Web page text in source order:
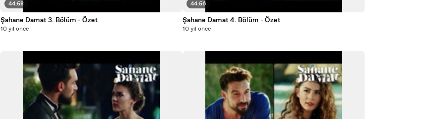
44:58
Şahane Damat 3. Bölüm - Özet
10 yıl önce
44:56
Şahane Damat 4. Bölüm - Özet
10 yıl önce